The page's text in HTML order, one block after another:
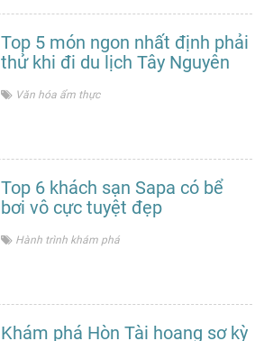
Top 5 món ngon nhất định phải
thử khi đi du lịch Tây Nguyên
Văn hóa ẩm thực
Top 6 khách sạn Sapa có bể
bơi vô cực tuyệt đẹp
Hành trình khám phá
Khám phá Hòn Tài hoang sơ kỳ